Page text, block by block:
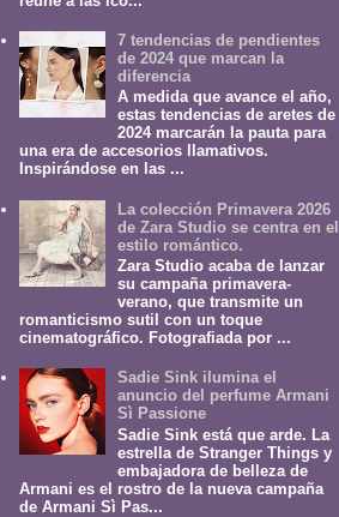
7 tendencias de pendientes
de 2024 que marcan la
diferencia
A medida que avance el año,
estas tendencias de aretes de
2024 marcarán la pauta para
una era de accesorios llamativos.
Inspirándose en las ...
La colección Primavera 2026
de Zara Studio se centra en el
estilo romántico.
Zara Studio acaba de lanzar
su campaña primavera-
verano, que transmite un
romanticismo sutil con un toque
cinematográfico. Fotografiada por ...
Sadie Sink ilumina el
anuncio del perfume Armani
Sì Passione
Sadie Sink está que arde. La
estrella de Stranger Things y
embajadora de belleza de
Armani es el rostro de la nueva campaña
de Armani Sì Pas...